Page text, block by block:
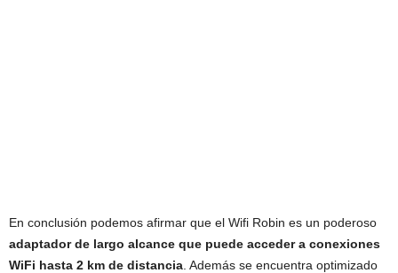
En conclusión podemos afirmar que el Wifi Robin es un poderoso
adaptador de largo alcance que puede acceder a conexiones
WiFi hasta 2 km de distancia . Además se encuentra optimizado